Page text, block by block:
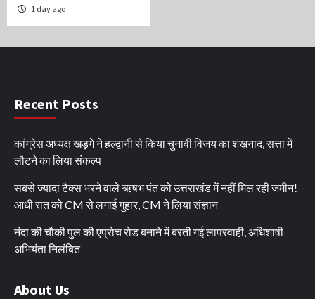
1 day ago
Recent Posts
कांग्रेस अध्यक्ष खड़गे ने हल्द्वानी से किया चुनावी विजय का शंखनाद, सत्ता में
लौटने का लिया संकल्प
सबसे ज्यादा टैक्स भरने वाले ऋषभ पंत को उत्तराखंड में नहीं मिल रही जमीन!
आधी रात को CM से लगाई गुहार, CM ने लिया संज्ञान
नंदा की चौकी पुल की एप्रोच रोड बनाने में बरती गई लापरवाही, अधिशाषी
अभियंता निलंबित
About Us